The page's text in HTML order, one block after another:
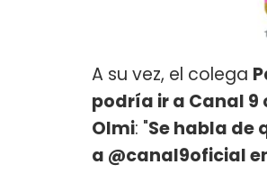
A su vez, el colega
podría ir a Canal 9
Olmi: "Se habla de
a @canal9oficial